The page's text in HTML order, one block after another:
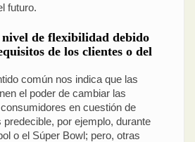
futuro.
de flexibilidad debido
de los clientes o del
común nos indica que las
el poder de cambiar las
en cuestión de
predecible, por ejemplo, durante
o el Súper Bowl; pero, otras